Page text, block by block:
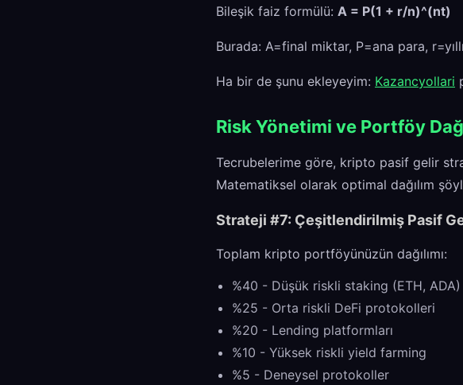
Bileşik faiz formülü: A = P(1 + r/n)^(nt)
Burada: A=final miktar, P=ana para,
Ha bir de şunu ekleyeyim: Kazancyollari
Risk Yönetimi ve Portföy
Tecrubelerime göre, kripto pasif gelir
Matematiksel olarak optimal dağılım
Strateji #7: Çeşitlendirilmiş Pasif
Toplam kripto portföyünüzün dağılımı:
%40 - Düşük riskli staking (ETH, ADA)
%25 - Orta riskli DeFi protokolleri
%20 - Lending platformları
%10 - Yüksek riskli yield farming
%5 - Deneysel protokoller